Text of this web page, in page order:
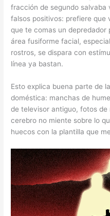
fracción de segundo salvaba
falsos positivos: prefiere que
que te comas un depredador
área fusiforme facial,
rostros, se dispara con
línea ya bastan.
Esto explica buena parte de
doméstica: manchas de
de televisor antiguo, fotos de
cerebro no miente sobre lo
huecos con la plantilla que